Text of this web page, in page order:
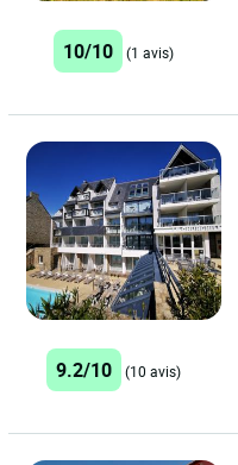
10/10 (1 avis)
9.2/10 (10 avis)